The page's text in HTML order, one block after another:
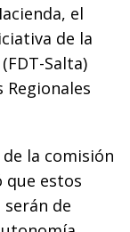
el
de la
Salta)
la comisión
que estos
de